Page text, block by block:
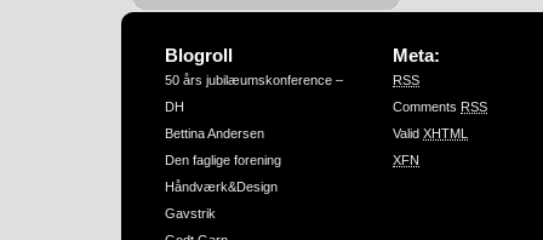
Blogroll
50 års jubilæumskonference –
DH
Bettina Andersen
Den faglige forening
Håndværk&Design
Gavstrik
Meta:
RSS
Comments RSS
Valid XHTML
XFN